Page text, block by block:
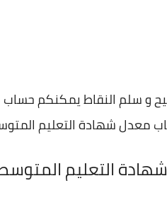
معدل شهادة التعليم المتوسط
التعليم المتوسط